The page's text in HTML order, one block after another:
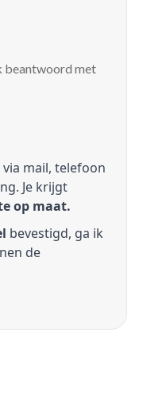
beantwoord met
via mail, telefoon
Je krijgt
op maat.
bevestigd, ga ik
de